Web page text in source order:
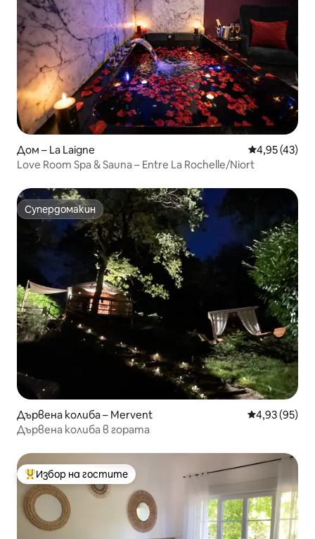
Дом – La Laigne Средна
4,95 (43)
Love Room Spa & Sauna – Entre La Rochelle/Niort
Супердомакин
Супердомакин
Дървена колиба – Mervent Средна
4,93 (95)
Дървена колиба в гората
Най-популярен избор на гостите
Избор на гостите